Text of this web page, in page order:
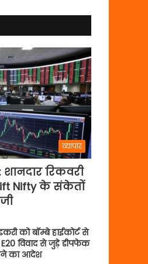
व्यापार
रिकवरी
Nifty के संकेतों
को बॉम्बे हाईकोर्ट से
E20 विवाद से जुड़े डीपफेक
का आदेश